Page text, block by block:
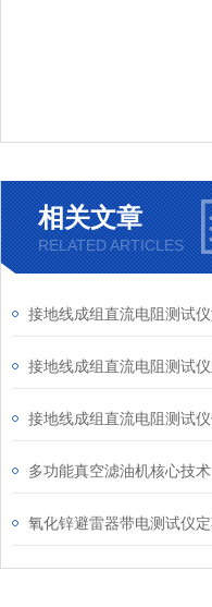
相关文章
RELATED ARTICLES
多功能真空滤油机核心技术